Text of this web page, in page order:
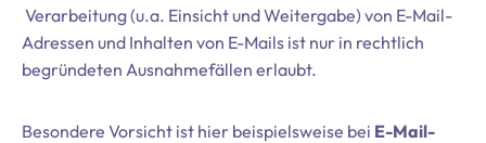
Verarbeitung (u.a. Einsicht und Weitergabe) von E-Mail-
Adressen und Inhalten von E-Mails ist nur in rechtlich
begründeten Ausnahmefällen erlaubt.
Besondere Vorsicht ist hier beispielsweise bei E-Mail-